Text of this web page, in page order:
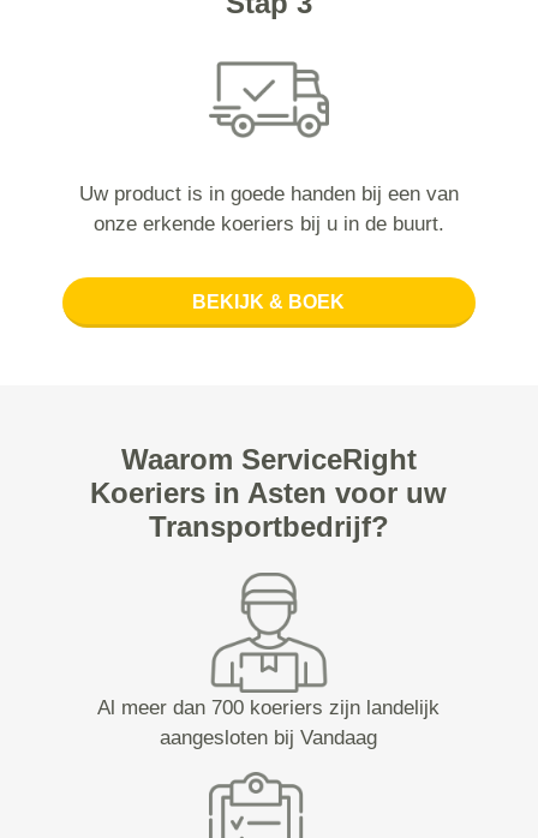
Uw product is in goede handen bij een van
onze erkende koeriers bij u in de buurt.
BEKIJK & BOEK
Waarom ServiceRight
Koeriers in Asten voor uw
Transportbedrijf?
Al meer dan 700 koeriers zijn landelijk
aangesloten bij Vandaag